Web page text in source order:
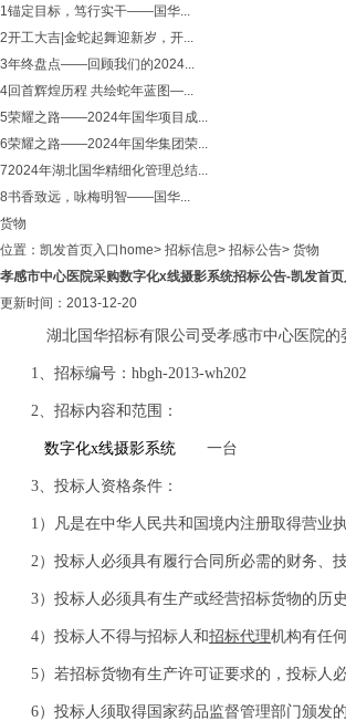
1锚定目标，笃行实干——国华...
2开工大吉|金蛇起舞迎新岁，开...
3年终盘点——回顾我们的2024...
4回首辉煌历程 共绘蛇年蓝图—...
5荣耀之路——2024年国华项目成...
6荣耀之路——2024年国华集团荣...
72024年湖北国华精细化管理总结...
8书香致远，咏梅明智——国华...
货物
位置： 凯发首页入口home> 招标信息> 招标公告> 货物
孝感市中心医院采购数字化x线摄影系统招标公告-凯发首
更新时间：2013-12-20
湖北国华招标有限公司受孝感市中心医院
1、招标编号：hbgh-2013-wh202
2、招标内容和范围：
数字化x线摄影系统 一台
3、 投标人资格条件：
1）凡是在中华人民共和国境内注册取得营业
2）投标人必须具有履行合同所必需的财务、
3）投标人必须具有生产或经营招标货物的历史
4）投标人不得与招标人和招标代理机构有任
5）若招标货物有生产许可证要求的，投标人
6）投标人须取得国家药品监督管理部门颁发